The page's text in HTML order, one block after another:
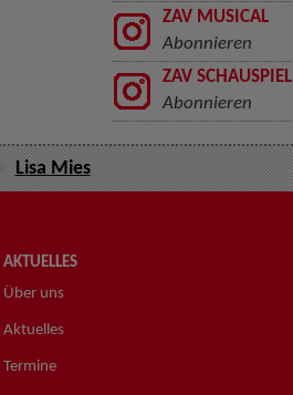
ZAV MUSICAL
Abonnieren
ZAV SCHAUSPIEL
Abonnieren
Lisa Mies
AKTUELLES
Über uns
Aktuelles
Termine